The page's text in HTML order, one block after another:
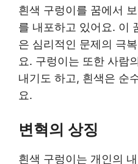
흰색 구렁이를 꿈에서
를 내포하고 있어요. 이
은 심리적인 문제의 극
요. 구렁이는 또한 사람
내기도 하고, 흰색은 순
요.
변혁의 상징
흰색 구렁이는 개인의